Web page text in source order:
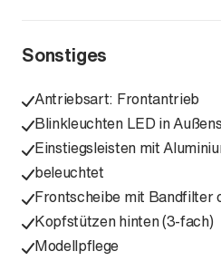
Sonstiges
Antriebsart: Frontantrieb
Blinkleuchten LED in
Einstiegsleisten mit
beleuchtet
Frontscheibe mit Bandfilter
Kopfstützen hinten (3-fach)
Modellpflege